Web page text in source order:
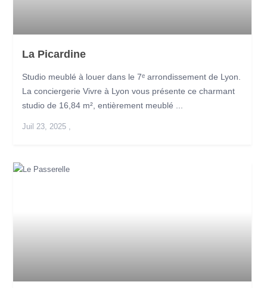
La Picardine
Studio meublé à louer dans le 7ᵉ arrondissement de Lyon.
La conciergerie Vivre à Lyon vous présente ce charmant
studio de 16,84 m², entièrement meublé ...
Juil 23, 2025,